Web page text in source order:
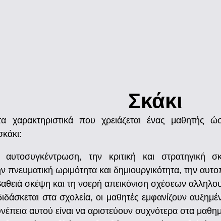
Σκάκι
χαρακτηριστικά που χρειάζεται ένας μαθητής
αυτοσυγκέντρωση, την κριτική και στρατηγική
ωριμότητα και δημιουργικότητα, την
σκέψη και τη νοερή απεικόνιση σχέσεων
στα σχολεία, οι μαθητές εμφανίζουν
αυτού είναι να αριστεύουν συχνότερα στα